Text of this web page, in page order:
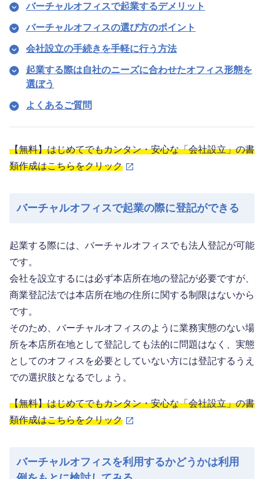
バーチャルオフィスで起業するデメリット
バーチャルオフィスの選び方のポイント
会社設立の手続きを手軽に行う方法
起業する際は自社のニーズに合わせたオフィス形態を
選ぼう
よくあるご質問
【無料】はじめてでもカンタン・安心な「会社設立」の書
類作成はこちらをクリック
バーチャルオフィスで起業の際に登記ができる
起業する際には、バーチャルオフィスでも法人登記が可能
です。
会社を設立するには必ず本店所在地の登記が必要ですが、
商業登記法では本店所在地の住所に関する制限はないから
です。
そのため、バーチャルオフィスのように業務実態のない場
所を本店所在地として登記しても法的に問題はなく、実態
としてのオフィスを必要としていない方には登記するうえ
での選択肢となるでしょう。
【無料】はじめてでもカンタン・安心な「会社設立」の書
類作成はこちらをクリック
バーチャルオフィスを利用するかどうかは利用